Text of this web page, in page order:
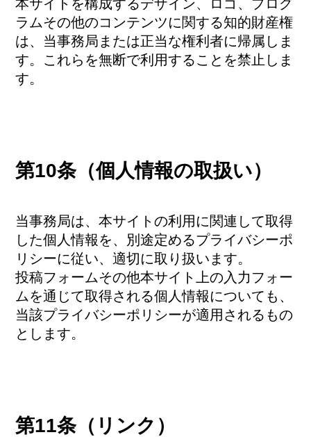
本サイトを構成するデザイン、ロゴ、プログ
ラムその他のコンテンツに関する知的財産権
は、当事務局または正当な権利者に帰属しま
す。これらを無断で利用することを禁止しま
す。
第10条（個人情報の取扱い）
当事務局は、本サイトの利用に関連して取得
した個人情報を、別途定めるプライバシーポ
リシーに従い、適切に取り扱います。
投稿フォームその他本サイト上の入力フォー
ムを通じて取得される個人情報についても、
当該プライバシーポリシーが適用されるもの
とします。
第11条（リンク）